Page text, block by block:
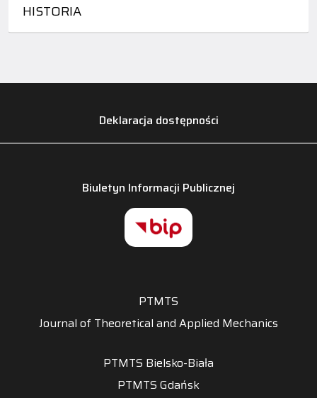
HISTORIA
Deklaracja dostępności
Biuletyn Informacji Publicznej
PTMTS
Journal of Theoretical and Applied Mechanics
PTMTS Bielsko-Biała
PTMTS Gdańsk